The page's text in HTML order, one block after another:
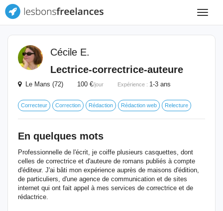
Toggle
Cécile E.
Lectrice-correctrice-auteure
Le Mans (72) 100 €/jour Expérience : 1-3 ans
Correcteur Correction Rédaction Rédaction web Relecture
En quelques mots
Professionnelle de l'écrit, je coiffe plusieurs casquettes, dont
celles de correctrice et d'auteure de romans publiés à compte
d'éditeur. J'ai bâti mon expérience auprès de maisons d'édition,
de particuliers, d'une agence de communication et de sites
internet qui ont fait appel à mes services de correctrice et de
rédactrice.